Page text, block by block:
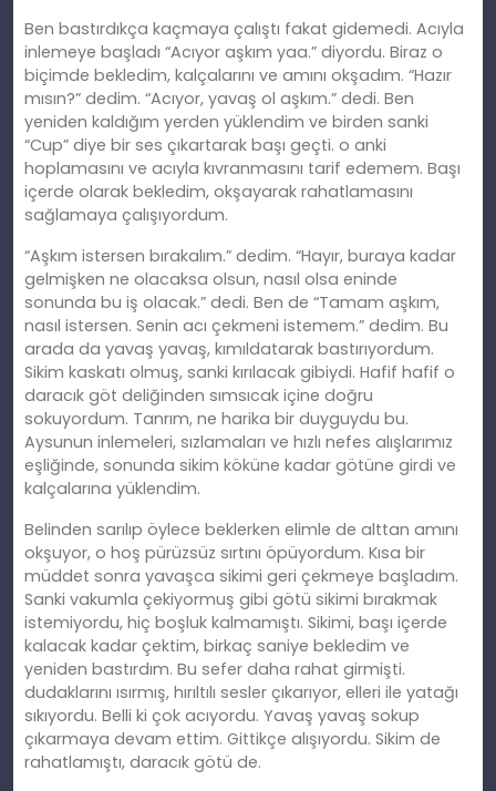
Ben bastırdıkça kaçmaya çalıştı fakat gidemedi. Acıyla
inlemeye başladı “Acıyor aşkım yaa.” diyordu. Biraz o
biçimde bekledim, kalçalarını ve amını okşadım. “Hazır
mısın?” dedim. “Acıyor, yavaş ol aşkım.” dedi. Ben
yeniden kaldığım yerden yüklendim ve birden sanki
“Cup” diye bir ses çıkartarak başı geçti. o anki
hoplamasını ve acıyla kıvranmasını tarif edemem. Başı
içerde olarak bekledim, okşayarak rahatlamasını
sağlamaya çalışıyordum.
“Aşkım istersen bırakalım.” dedim. “Hayır, buraya kadar
gelmişken ne olacaksa olsun, nasıl olsa eninde
sonunda bu iş olacak.” dedi. Ben de “Tamam aşkım,
nasıl istersen. Senin acı çekmeni istemem.” dedim. Bu
arada da yavaş yavaş, kımıldatarak bastırıyordum.
Sikim kaskatı olmuş, sanki kırılacak gibiydi. Hafif hafif o
daracık göt deliğinden sımsıcak içine doğru
sokuyordum. Tanrım, ne harika bir duyguydu bu.
Aysunun inlemeleri, sızlamaları ve hızlı nefes alışlarımız
eşliğinde, sonunda sikim köküne kadar götüne girdi ve
kalçalarına yüklendim.
Belinden sarılıp öylece beklerken elimle de alttan amını
okşuyor, o hoş pürüzsüz sırtını öpüyordum. Kısa bir
müddet sonra yavaşca sikimi geri çekmeye başladım.
Sanki vakumla çekiyormuş gibi götü sikimi bırakmak
istemiyordu, hiç boşluk kalmamıştı. Sikimi, başı içerde
kalacak kadar çektim, birkaç saniye bekledim ve
yeniden bastırdım. Bu sefer daha rahat girmişti.
dudaklarını ısırmış, hırıltılı sesler çıkarıyor, elleri ile yatağı
sıkıyordu. Belli ki çok acıyordu. Yavaş yavaş sokup
çıkarmaya devam ettim. Gittikçe alışıyordu. Sikim de
rahatlamıştı, daracık götü de.